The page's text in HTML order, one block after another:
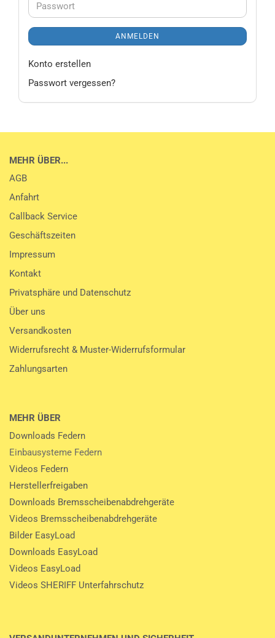
Passwort
ANMELDEN
Konto erstellen
Passwort vergessen?
MEHR ÜBER...
AGB
Anfahrt
Callback Service
Geschäftszeiten
Impressum
Kontakt
Privatsphäre und Datenschutz
Über uns
Versandkosten
Widerrufsrecht & Muster-Widerrufsformular
Zahlungsarten
MEHR ÜBER
Downloads Federn
Einbausysteme Federn
Videos Federn
Herstellerfreigaben
Downloads Bremsscheibenabdrehgeräte
Videos Bremsscheibenabdrehgeräte
Bilder EasyLoad
Downloads EasyLoad
Videos EasyLoad
Videos SHERIFF Unterfahrschutz